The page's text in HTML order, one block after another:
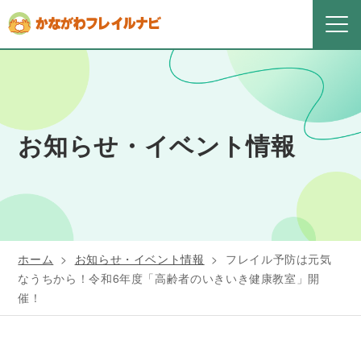
お知らせ・イベント情報
ホーム > お知らせ・イベント情報 > フレイル予防は元気
なうちから！令和6年度「高齢者のいきいき健康教室」開
催！